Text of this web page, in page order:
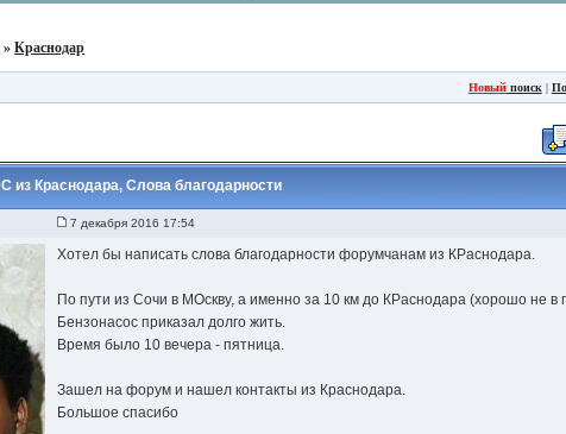
»Краснодар
Новыйпоиск|
из Краснодара, Слова благодарности
7 декабря 2016 17:54
Хотел бы написать слова благодарности форумчанам из КРаснодара.
По пути из Сочи в МОскву, а именно за 10 км до КРаснодара (хорошо не в
Бензонасос приказал долго жить.
Время было 10 вечера - пятница.
Зашел на форум и нашел контакты из Краснодара.
Большое спасибо